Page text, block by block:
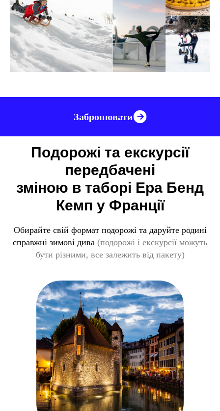
Забронювати
Подорожі та екскурсії
передбачені
зміною в таборі Ера Бенд
Кемп у Франції
Обирайте свій формат подорожі та даруйте родині
справжні зимові дива (подорожі і екскурсії можуть
бути різними, все залежить від пакету)